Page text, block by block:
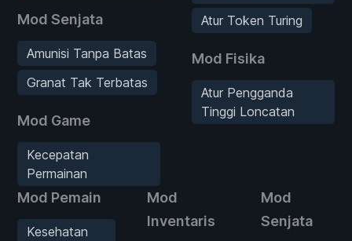
Mod Senjata
Amunisi Tanpa Batas
Granat Tak Terbatas
Mod Game
Kecepatan
Permainan
Atur Token Turing
Mod Fisika
Atur Pengganda
Tinggi Loncatan
Mod Pemain
Kesehatan
Mod
Inventaris
Mod
Senjata